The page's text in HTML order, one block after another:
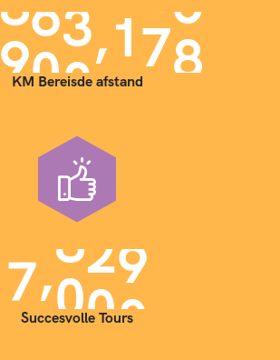
900,000
KM Bereisde afstand
7,000
Succesvolle Tours